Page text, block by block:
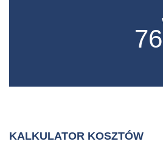
KALKULATOR KOSZTÓW